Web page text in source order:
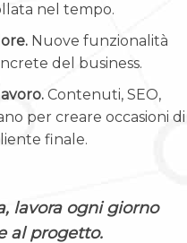
nel tempo.
Nuove funzionalità
del business.
Contenuti, SEO,
per creare occasioni di
finale.
lavora ogni giorno
al progetto.